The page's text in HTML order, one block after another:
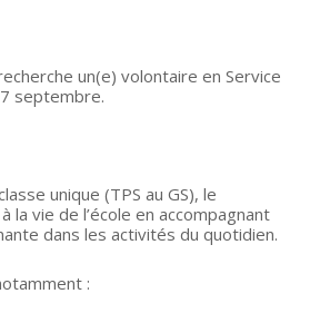
un(e) volontaire en Service
septembre.
unique (TPS au GS), le
la vie de l’école en accompagnant
dans les activités du quotidien.
: